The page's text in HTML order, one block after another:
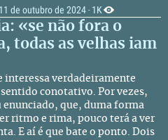
11 de outubro de 2024 · 1K
«se não fora o
todas as velhas iam
interessa verdadeiramente
sentido conotativo. Por vezes,
enunciado, que, duma forma
ritmo e rima, pouco terá a ver
E aí é que bate o ponto. Dois